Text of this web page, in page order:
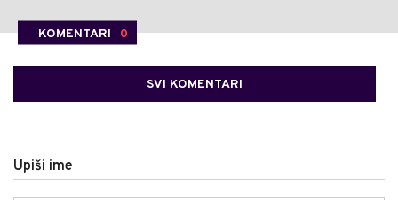
KOMENTARI 0
SVI KOMENTARI
Upiši ime